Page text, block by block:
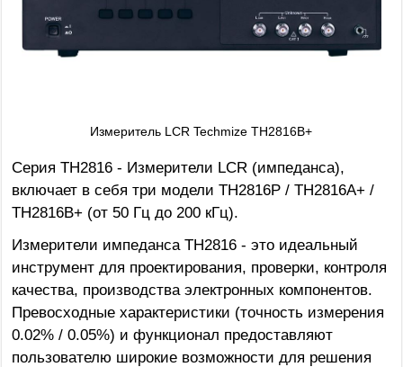
Измеритель LCR Techmize TH2816B+
Серия TH2816 - Измерители LCR (импеданса),
включает в себя три модели TH2816P / TH2816A+ /
TH2816B+ (от 50 Гц до 200 кГц).
Измерители импеданса TH2816 - это идеальный
инструмент для проектирования, проверки, контроля
качества, производства электронных компонентов.
Превосходные характеристики (точность измерения
0.02% / 0.05%) и функционал предоставляют
пользователю широкие возможности для решения